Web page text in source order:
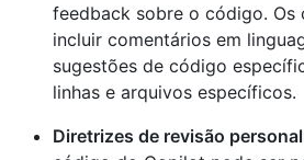
feedback sobre o código. Os
incluir comentários em
sugestões de código
linhas e arquivos específicos.
Diretrizes de revisão